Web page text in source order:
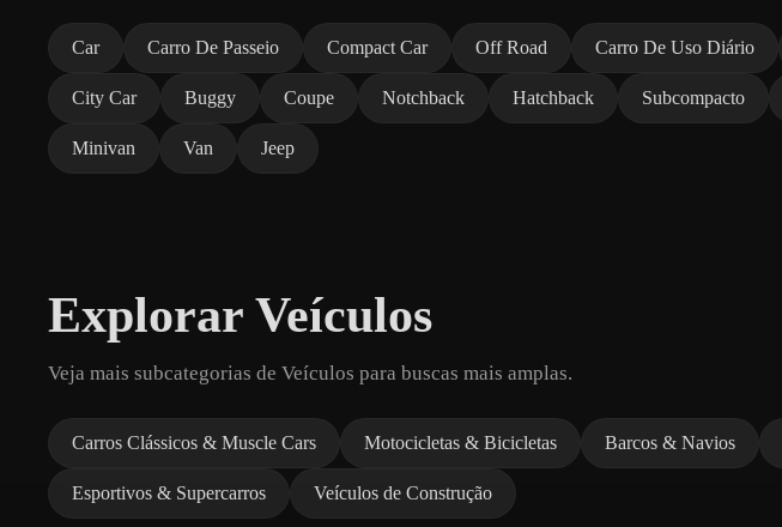
Car Carro De Passeio Compact Car Off Road Carro De Uso Diário
City Car Buggy Coupe Notchback Hatchback Subcompacto
Minivan Van Jeep
Explorar Veículos
Veja mais subcategorias de Veículos para buscas mais amplas.
Carros Clássicos & Muscle Cars Motocicletas & Bicicletas Barcos & Navios
Esportivos & Supercarros Veículos de Construção